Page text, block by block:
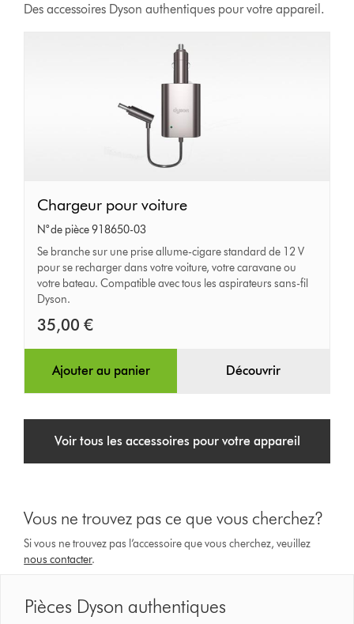
Des accessoires Dyson authentiques pour votre appareil.
Chargeur
pour
voiture
Chargeur pour voiture
N° de pièce 918650-03
Se branche sur une prise allume-cigare standard de 12 V
pour se recharger dans votre voiture, votre caravane ou
votre bateau. Compatible avec tous les aspirateurs sans-fil
Dyson.
35,00 €
Ajouter au panier Découvrir
Voir tous les accessoires pour votre appareil
Vous ne trouvez pas ce que vous cherchez?
Si vous ne trouvez pas l’accessoire que vous cherchez, veuillez
nous contacter.
Pièces Dyson authentiques